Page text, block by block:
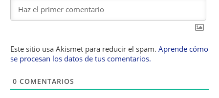
Este sitio usa Akismet para reducir el spam. Aprende cómo
se procesan los datos de tus comentarios.
0 COMENTARIOS